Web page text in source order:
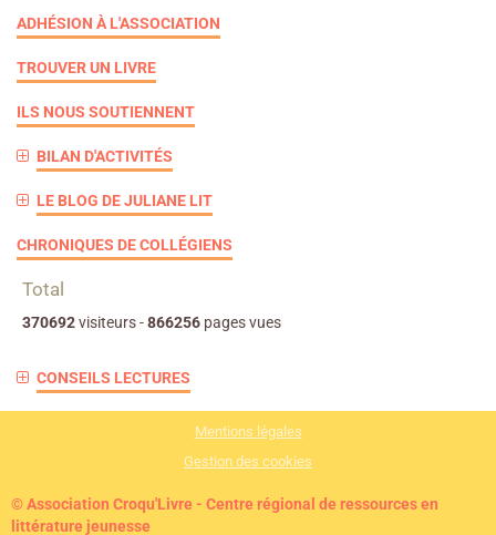
ADHÉSION À L'ASSOCIATION
TROUVER UN LIVRE
ILS NOUS SOUTIENNENT
BILAN D'ACTIVITÉS
LE BLOG DE JULIANE LIT
CHRONIQUES DE COLLÉGIENS
Total
370692visiteurs -866256 pages vues
CONSEILS LECTURES
Mentions légales
Gestion des cookies
© Association Croqu'Livre - Centre régional de ressources en
littérature jeunesse